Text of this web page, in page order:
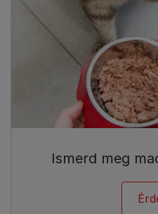
Ismerd meg